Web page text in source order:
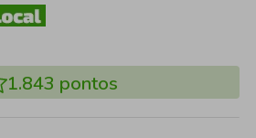
1.843 pontos